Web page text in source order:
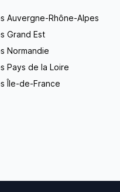
Auvergne-Rhône-Alpes
Grand Est
Normandie
Pays de la Loire
Île-de-France